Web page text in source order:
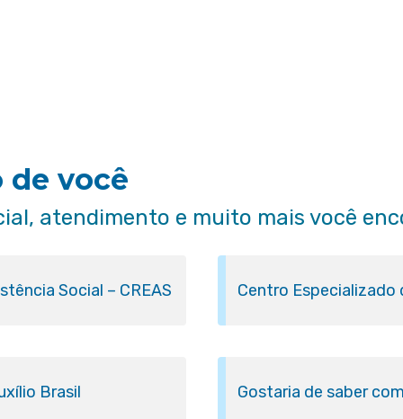
de você
atendimento e muito mais você
Social – CREAS Centro Especializado
Brasil Gostaria de saber